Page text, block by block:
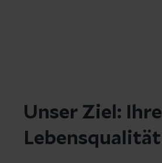
Unser Ziel: Ihre
Lebensqualität